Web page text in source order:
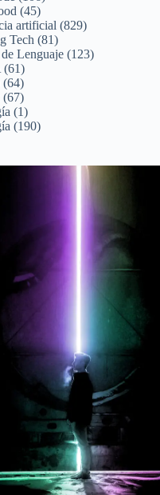
(45)
artificial (829)
Tech (81)
Lenguaje (123)
(61)
(64)
(67)
(1)
(190)